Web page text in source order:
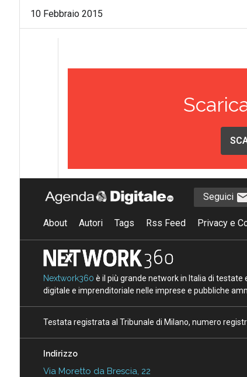
10 Febbraio 2015
Seguici
About Autori Tags Rss Feed Privacy e
Nextwork360 è il più grande network in Italia di
digitale e imprenditoriale nelle imprese e pubbliche
Testata registrata al Tribunale di Milano, numero
Indirizzo
Via Moretto da Brescia, 22